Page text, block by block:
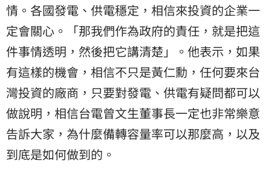
情。各國發電、供電穩定，相信來投資的企業一
定會關心。「那我們作為政府的責任，就是把這
件事情透明，然後把它講清楚」。他表示，如果
有這樣的機會，相信不只是黃仁勳，任何要來台
灣投資的廠商，只要對發電、供電有疑問都可以
做說明，相信台電曾文生董事長一定也非常樂意
告訴大家，為什麼備轉容量率可以那麼高，以及
到底是如何做到的。